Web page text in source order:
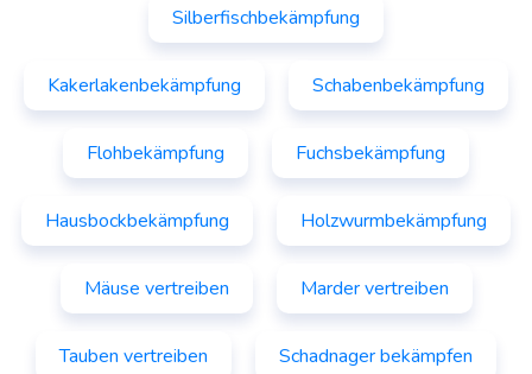
Silberfischbekämpfung
Kakerlakenbekämpfung Schabenbekämpfung
Flohbekämpfung Fuchsbekämpfung
Hausbockbekämpfung Holzwurmbekämpfung
Mäuse vertreiben Marder vertreiben
Tauben vertreiben Schadnager bekämpfen